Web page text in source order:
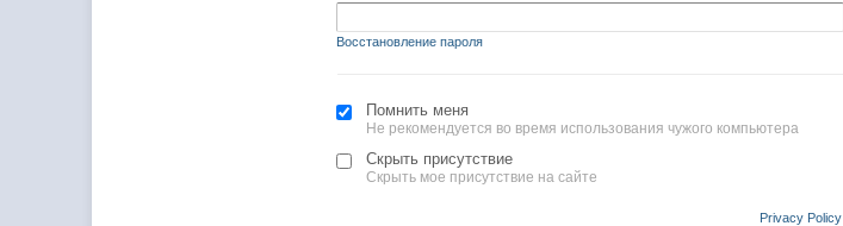
Восстановление пароля
Помнить меня
Не рекомендуется во время использования чужого компьютера
Скрыть присутствие
Скрыть мое присутствие на сайте
Privacy Policy